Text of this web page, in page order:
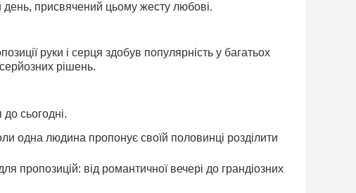
день, присвячений цьому жесту любові.
руки і серця здобув популярність у багатьох
рішень.
до сьогодні.
одна людина пропонує своїй половинці розділити
пропозицій: від романтичної вечері до грандіозних